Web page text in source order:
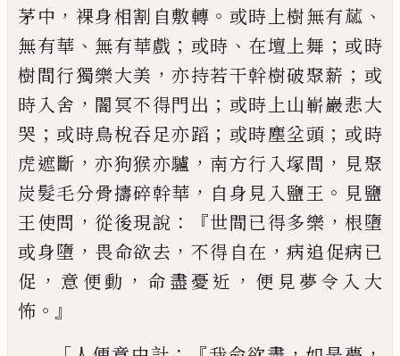
茅中 ， 裸身相割自敷轉 。 或時上樹無有蓏 、
無有華 、 無有華戲 ； 或時 、 在壇上舞 ； 或時
樹間行獨樂大美 ，亦持若干幹樹破聚薪 ； 或
時入舍 ， 闇冥不得門出 ； 或時 上山嶄巖悲大
哭 ； 或時鳥梲吞足亦蹈 ； 或時塵坌頭 ； 或時
虎遮斷 ，亦狗猴亦驢 ， 南方行 入塚間 ， 見聚
炭髮毛分骨擣碎幹華 ， 自身見 入鹽王 。 見鹽
王使問 ， 從後現說 ：『世間已得多樂 ，根墮
或身墮 ， 畏命欲去 ， 不得自在 ，病追促病已
促 ， 意便動 ， 命盡憂近 ， 便見夢令 入 大
怖 。』